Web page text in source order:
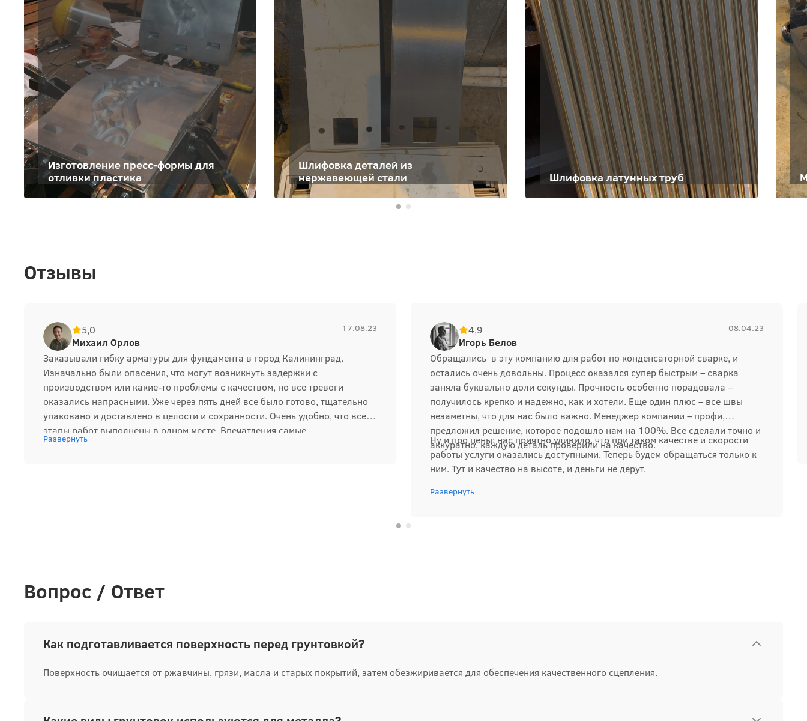
Изготовление пресс-формы для
отливки пластика
Шлифовка деталей из
нержавеющей стали
Шлифовка латунных труб
Отзывы
5,0
Михаил Орлов
17.08.23
Заказывали гибку арматуры для фундамента в город Калининград.
Изначально были опасения, что могут возникнуть задержки с
производством или какие-то проблемы с качеством, но все тревоги
оказались напрасными. Уже через пять дней все было готово, тщательно
упаковано и доставлено в целости и сохранности. Очень удобно, что все
этапы работ выполнены в одном месте. Впечатления самые
положительные, и в будущем обязательно снова обратимся.
Развернуть
4,9
Игорь Белов
08.04.23
Обращались в эту компанию для работ по конденсаторной сварке, и
остались очень довольны. Процесс оказался супер быстрым – сварка
заняла буквально доли секунды. Прочность особенно порадовала –
получилось крепко и надежно, как и хотели. Еще один плюс – все швы
незаметны, что для нас было важно. Менеджер компании – профи,
предложил решение, которое подошло нам на 100%. Все сделали точно и
аккуратно, каждую деталь проверили на качество.
Ну и про цены: нас приятно удивило, что при таком качестве и скорости
работы услуги оказались доступными. Теперь будем обращаться только к
ним. Тут и качество на высоте, и деньги не дерут.
Развернуть
Вопрос / Ответ
Как подготавливается поверхность перед грунтовкой?
Поверхность очищается от ржавчины, грязи, масла и старых покрытий, затем обезжиривается для обеспечения качественного сцепления.